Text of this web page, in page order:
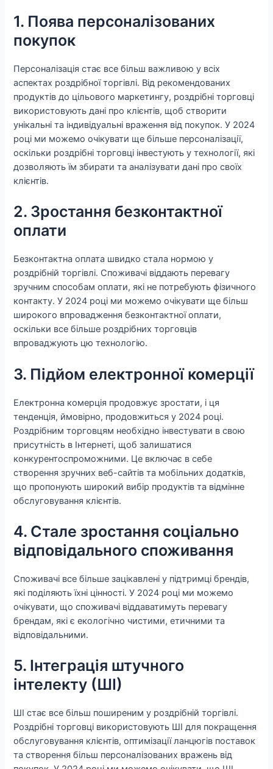
1. Поява персоналізованих
покупок
Персоналізація стає все більш важливою у всіх
аспектах роздрібної торгівлі. Від рекомендованих
продуктів до цільового маркетингу, роздрібні торговці
використовують дані про клієнтів, щоб створити
унікальні та індивідуальні враження від покупок. У 2024
році ми можемо очікувати ще більше персоналізації,
оскільки роздрібні торговці інвестують у технології, які
дозволяють їм збирати та аналізувати дані про своїх
клієнтів.
2. Зростання безконтактної
оплати
Безконтактна оплата швидко стала нормою у
роздрібній торгівлі. Споживачі віддають перевагу
зручним способам оплати, які не потребують фізичного
контакту. У 2024 році ми можемо очікувати ще більш
широкого впровадження безконтактної оплати,
оскільки все більше роздрібних торговців
впроваджують цю технологію.
3. Підйом електронної комерції
Електронна комерція продовжує зростати, і ця
тенденція, ймовірно, продовжиться у 2024 році.
Роздрібним торговцям необхідно інвестувати в свою
присутність в Інтернеті, щоб залишатися
конкурентоспроможними. Це включає в себе
створення зручних веб-сайтів та мобільних додатків,
що пропонують широкий вибір продуктів та відмінне
обслуговування клієнтів.
4. Стале зростання соціально
відповідального споживання
Споживачі все більше зацікавлені у підтримці брендів,
які поділяють їхні цінності. У 2024 році ми можемо
очікувати, що споживачі віддаватимуть перевагу
брендам, які є екологічно чистими, етичними та
відповідальними.
5. Інтеграція штучного
інтелекту (ШІ)
ШІ стає все більш поширеним у роздрібній торгівлі.
Роздрібні торговці використовують ШІ для покращення
обслуговування клієнтів, оптимізації ланцюгів поставок
та створення більш персоналізованих вражень від